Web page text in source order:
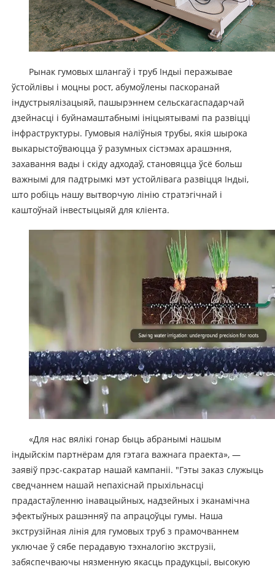
Рынак гумовых шлангаў і труб Індыі перажывае
ўстойлівы і моцны рост, абумоўлены паскоранай
індустрыялізацыяй, пашырэннем сельскагаспадарчай
дзейнасці і буйнамаштабнымі ініцыятывамі па развіцці
інфраструктуры. Гумовыя наліўныя трубы, якія шырока
выкарыстоўваюцца ў разумных сістэмах арашэння,
захавання вады і скіду адходаў, становяцца ўсё больш
важнымі для падтрымкі мэт устойлівага развіцця Індыі,
што робіць нашу вытворчую лінію стратэгічнай і
каштоўнай інвестыцыяй для кліента.
«Для нас вялікі гонар быць абранымі нашым
індыйскім партнёрам для гэтага важнага праекта», —
заявіў прэс-сакратар нашай кампаніі. "Гэты заказ служыць
сведчаннем нашай непахіснай прыхільнасці
прадастаўленню інавацыйных, надзейных і эканамічна
эфектыўных рашэнняў па апрацоўцы гумы. Наша
экструзійная лінія для гумовых труб з прамочваннем
уключае ў сябе перадавую тэхналогію экструзіі,
забяспечваючы нязменную якасць прадукцыі, высокую